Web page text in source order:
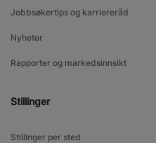
Jobbsøkertips og karriereråd
Nyheter
Rapporter og markedsinnsikt
Stillinger
Stillinger per sted